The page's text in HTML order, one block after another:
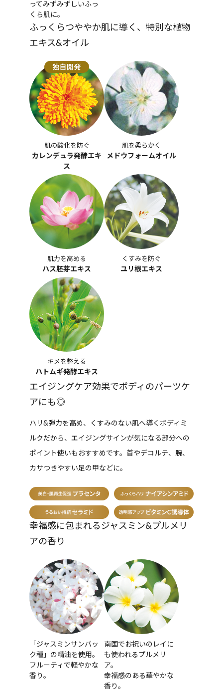
ってみずみずしいふっ
くら肌に。
ふっくらつややか肌に導く、特別な植物
エキス&オイル
肌の酸化を防ぐ
カレンデュラ発酵エキ
ス
肌を柔らかく
メドウフォームオイル
肌力を高める
ハス胚芽エキス
くすみを防ぐ
ユリ根エキス
キメを整える
ハトムギ発酵エキス
エイジングケア効果でボディのパーツケ
アにも◎
ハリ&弾力を高め、くすみのない肌へ導くボディミ
ルクだから、エイジングサインが気になる部分への
ポイント使いもおすすめです。首やデコルテ、腕、
カサつきやすい足の甲などに。
幸福感に包まれるジャスミン&プルメリ
アの香り
「ジャスミンサンバッ
ク種」の精油を使用。
フルーティで軽やかな
香り。
南国でお祝いのレイに
も使われるプルメリ
ア。
幸福感のある華やかな
香り。